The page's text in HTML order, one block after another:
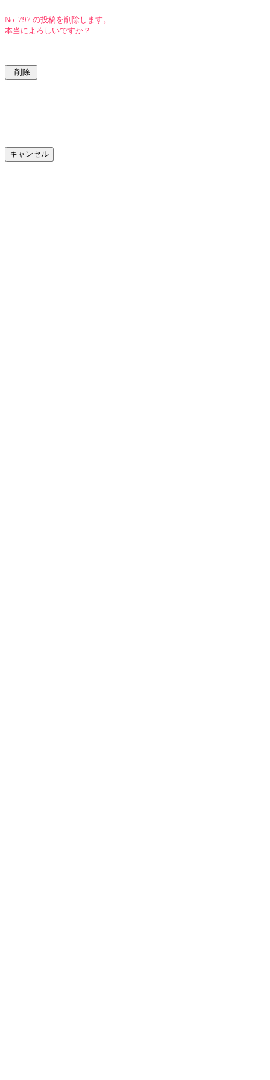
No. 797 の投稿を削除します。
本当によろしいですか？